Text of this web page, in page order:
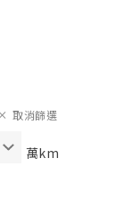
萬km
取消篩選